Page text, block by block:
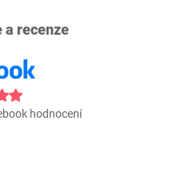
a recenze
hodnocení